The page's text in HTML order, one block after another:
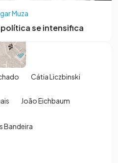
Muza
se intensifica
Cátia Liczbinski
João Eichbaum
Bandeira